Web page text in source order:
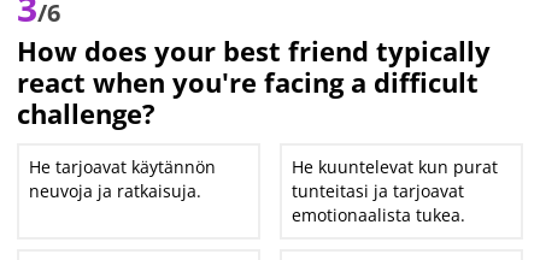
/6
How does your best friend typically
react when you're facing a difficult
challenge?
He tarjoavat käytännön
neuvoja ja ratkaisuja.
He kuuntelevat kun purat
tunteitasi ja tarjoavat
emotionaalista tukea.